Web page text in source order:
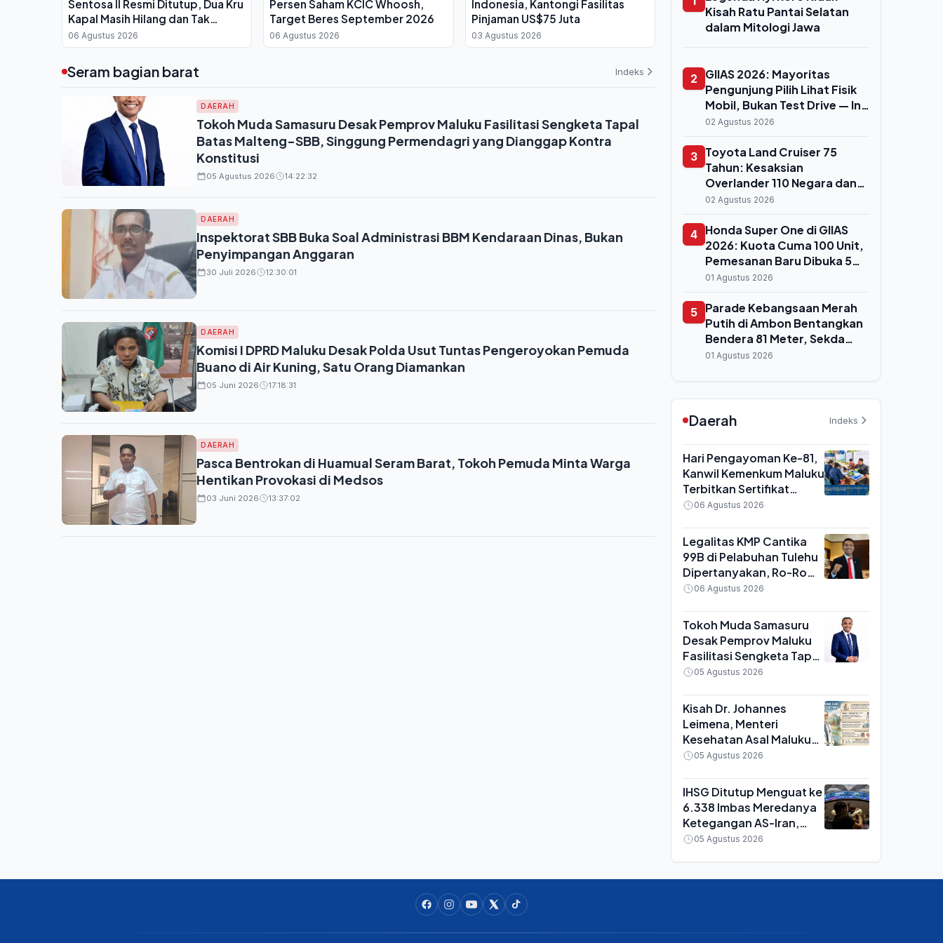
Sentosa II Resmi Ditutup, Dua Kru
Kapal Masih Hilang dan Tak
Terdaftar
06 Agustus 2026
Persen Saham KCIC Whoosh,
Target Beres September 2026
06 Agustus 2026
Indonesia, Kantongi Fasilitas
Pinjaman US$75 Juta
03 Agustus 2026
Pantai Losari Mardika Disulap Jadi
Marina Modern untuk Pacu PAD
dan UMKM
Seram bagian barat Indeks
DAERAH
Tokoh Muda Samasuru Desak Pemprov Maluku Fasilitasi Sengketa Tapal
Batas Malteng-SBB, Singgung Permendagri yang Dianggap Kontra
Konstitusi
05 Agustus 2026 14:22:32
DAERAH
Inspektorat SBB Buka Soal Administrasi BBM Kendaraan Dinas, Bukan
Penyimpangan Anggaran
30 Juli 2026 12:30:01
DAERAH
Komisi I DPRD Maluku Desak Polda Usut Tuntas Pengeroyokan Pemuda
Buano di Air Kuning, Satu Orang Diamankan
05 Juni 2026 17:18:31
DAERAH
Pasca Bentrokan di Huamual Seram Barat, Tokoh Pemuda Minta Warga
Hentikan Provokasi di Medsos
03 Juni 2026 13:37:02
Kisah Ratu Pantai Selatan
dalam Mitologi Jawa
2
GIIAS 2026: Mayoritas
Pengunjung Pilih Lihat Fisik
Mobil, Bukan Test Drive — Ini
Alasan dan Pola
02 Agustus 2026
3 Toyota Land Cruiser 75
Tahun: Kesaksian
Overlander 110 Negara dan
Pebalap Dakar Soal
02 Agustus 2026
4 Honda Super One di GIIAS
2026: Kuota Cuma 100 Unit,
Pemesanan Baru Dibuka 5
Agustus
01 Agustus 2026
5 Parade Kebangsaan Merah
Putih di Ambon Bentangkan
Bendera 81 Meter, Sekda
Maluku: Jaga Persaudaraan
01 Agustus 2026
Daerah Indeks
Hari Pengayoman Ke-81,
Kanwil Kemenkum Maluku
Terbitkan Sertifikat
Perseroan Perorangan
06 Agustus 2026
Legalitas KMP Cantika
99B di Pelabuhan Tulehu
Dipertanyakan, Ro-Ro
Disebut Tak Sesuai
06 Agustus 2026
Tokoh Muda Samasuru
Desak Pemprov Maluku
Fasilitasi Sengketa Tapal
Batas Malteng-SBB,
yang Dianggap Kontra
Konstitusi
05 Agustus 2026
Kisah Dr. Johannes
Leimena, Menteri
Kesehatan Asal Maluku
yang Mencetuskan
Indonesia
05 Agustus 2026
IHSG Ditutup Menguat ke
6.338 Imbas Meredanya
Ketegangan AS-Iran,
Analis Sebut Peluang Uji
05 Agustus 2026